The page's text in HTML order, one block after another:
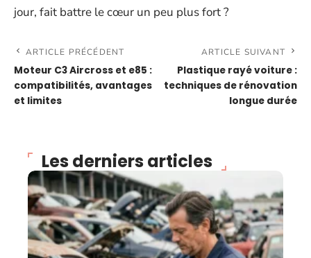
jour, fait battre le cœur un peu plus fort ?
ARTICLE PRÉCÉDENT
Moteur C3 Aircross et e85 :
compatibilités, avantages
et limites
ARTICLE SUIVANT
Plastique rayé voiture :
techniques de rénovation
longue durée
Les derniers articles